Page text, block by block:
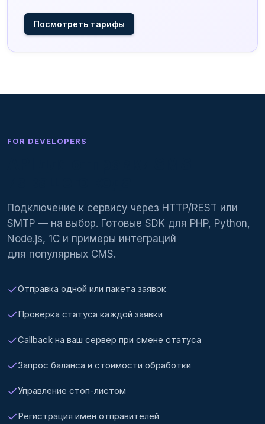
Посмотреть тарифы
FOR DEVELOPERS
Подключение к сервису через HTTP/REST или
SMTP — на выбор. Готовые SDK для PHP, Python,
Node.js, 1С и примеры интеграций
для популярных CMS.
Отправка одной или пакета заявок
Проверка статуса каждой заявки
Callback на ваш сервер при смене статуса
Запрос баланса и стоимости обработки
Управление стоп-листом
Регистрация имён отправителей